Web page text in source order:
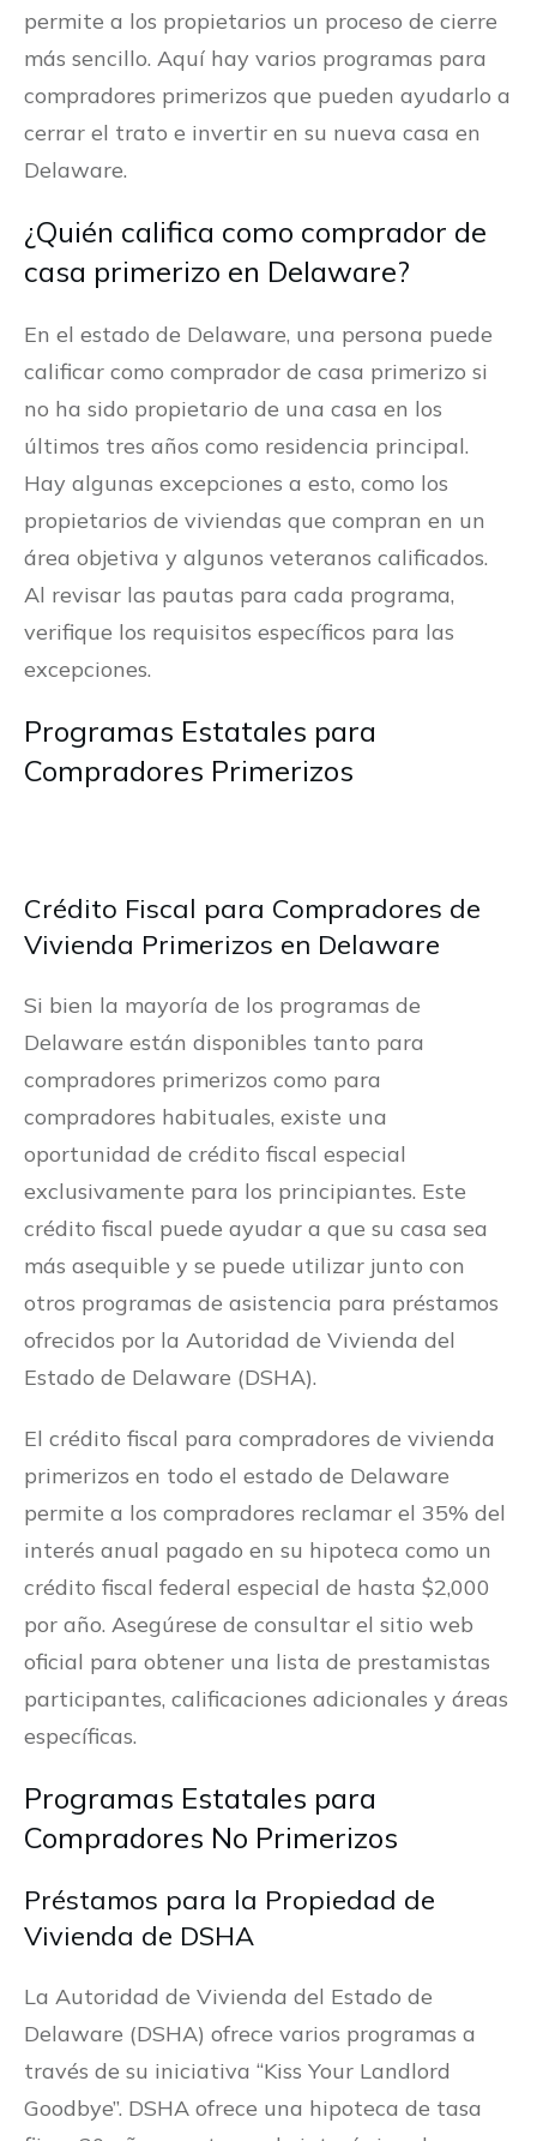
permite a los propietarios un proceso de cierre
más sencillo. Aquí hay varios programas para
compradores primerizos que pueden ayudarlo a
cerrar el trato e invertir en su nueva casa en
Delaware.
¿Quién califica como comprador de
casa primerizo en Delaware?
En el estado de Delaware, una persona puede
calificar como comprador de casa primerizo si
no ha sido propietario de una casa en los
últimos tres años como residencia principal.
Hay algunas excepciones a esto, como los
propietarios de viviendas que compran en un
área objetiva y algunos veteranos calificados.
Al revisar las pautas para cada programa,
verifique los requisitos específicos para las
excepciones.
Programas Estatales para
Compradores Primerizos
Crédito Fiscal para Compradores de
Vivienda Primerizos en Delaware
Si bien la mayoría de los programas de
Delaware están disponibles tanto para
compradores primerizos como para
compradores habituales, existe una
oportunidad de crédito fiscal especial
exclusivamente para los principiantes. Este
crédito fiscal puede ayudar a que su casa sea
más asequible y se puede utilizar junto con
otros programas de asistencia para préstamos
ofrecidos por la Autoridad de Vivienda del
Estado de Delaware (DSHA).
El crédito fiscal para compradores de vivienda
primerizos en todo el estado de Delaware
permite a los compradores reclamar el 35% del
interés anual pagado en su hipoteca como un
crédito fiscal federal especial de hasta $2,000
por año. Asegúrese de consultar el sitio web
oficial para obtener una lista de prestamistas
participantes, calificaciones adicionales y áreas
específicas.
Programas Estatales para
Compradores No Primerizos
Préstamos para la Propiedad de
Vivienda de DSHA
La Autoridad de Vivienda del Estado de
Delaware (DSHA) ofrece varios programas a
través de su iniciativa “Kiss Your Landlord
Goodbye”. DSHA ofrece una hipoteca de tasa